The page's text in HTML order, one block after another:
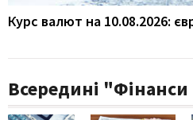
Курс валют на 10.08.2026:
Всередині